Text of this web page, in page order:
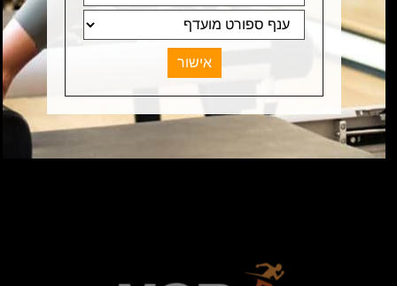
מדיניות פרטיות
Contact Us
NSB_sport@hotmail.com
עקבו אחרינו ברשת: